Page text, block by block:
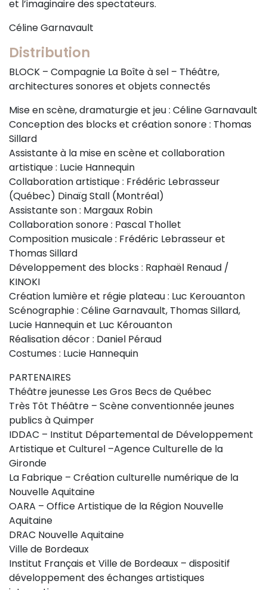
et l’imaginaire des spectateurs.
Céline Garnavault
Distribution
BLOCK – Compagnie La Boîte à sel – Théâtre,
architectures sonores et objets connectés
Mise en scène, dramaturgie et jeu : Céline Garnavault
Conception des blocks et création sonore : Thomas
Sillard
Assistante à la mise en scène et collaboration
artistique : Lucie Hannequin
Collaboration artistique : Frédéric Lebrasseur
(Québec) Dinaïg Stall (Montréal)
Assistante son : Margaux Robin
Collaboration sonore : Pascal Thollet
Composition musicale : Frédéric Lebrasseur et
Thomas Sillard
Développement des blocks : Raphaël Renaud /
KINOKI
Création lumière et régie plateau : Luc Kerouanton
Scénographie : Céline Garnavault, Thomas Sillard,
Lucie Hannequin et Luc Kérouanton
Réalisation décor : Daniel Péraud
Costumes : Lucie Hannequin
PARTENAIRES
Théâtre jeunesse Les Gros Becs de Québec
Très Tôt Théâtre – Scène conventionnée jeunes
publics à Quimper
IDDAC – Institut Départemental de Développement
Artistique et Culturel –Agence Culturelle de la
Gironde
La Fabrique – Création culturelle numérique de la
Nouvelle Aquitaine
OARA – Office Artistique de la Région Nouvelle
Aquitaine
DRAC Nouvelle Aquitaine
Ville de Bordeaux
Institut Français et Ville de Bordeaux – dispositif
développement des échanges artistiques